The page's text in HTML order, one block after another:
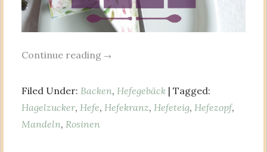
Continue reading →
Filed Under: Backen, Hefegebäck | Tagged:
Hagelzucker, Hefe, Hefekranz, Hefeteig, Hefezopf,
Mandeln, Rosinen